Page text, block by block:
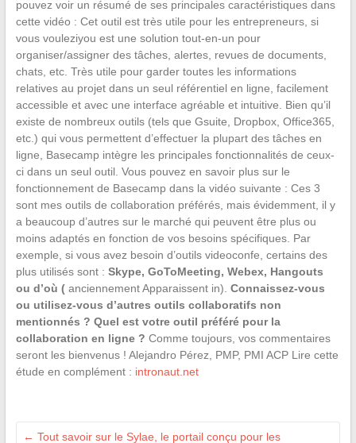
pouvez voir un résumé de ses principales caractéristiques dans
cette vidéo : Cet outil est très utile pour les entrepreneurs, si
vous vouleziyou est une solution tout-en-un pour
organiser/assigner des tâches, alertes, revues de documents,
chats, etc. Très utile pour garder toutes les informations
relatives au projet dans un seul référentiel en ligne, facilement
accessible et avec une interface agréable et intuitive. Bien qu’il
existe de nombreux outils (tels que Gsuite, Dropbox, Office365,
etc.) qui vous permettent d’effectuer la plupart des tâches en
ligne, Basecamp intègre les principales fonctionnalités de ceux-
ci dans un seul outil. Vous pouvez en savoir plus sur le
fonctionnement de Basecamp dans la vidéo suivante : Ces 3
sont mes outils de collaboration préférés, mais évidemment, il y
a beaucoup d’autres sur le marché qui peuvent être plus ou
moins adaptés en fonction de vos besoins spécifiques. Par
exemple, si vous avez besoin d’outils videoconfe, certains des
plus utilisés sont : Skype, GoToMeeting, Webex, Hangouts
ou d’où (anciennement Apparaissent in). Connaissez-vous
ou utilisez-vous d’autres outils collaboratifs non
mentionnés ? Quel est votre outil préféré pour la
collaboration en ligne ? Comme toujours, vos commentaires
seront les bienvenus ! Alejandro Pérez, PMP, PMI ACP Lire cette
étude en complément : intronaut.net
← Tout savoir sur le Sylae, le portail conçu pour les